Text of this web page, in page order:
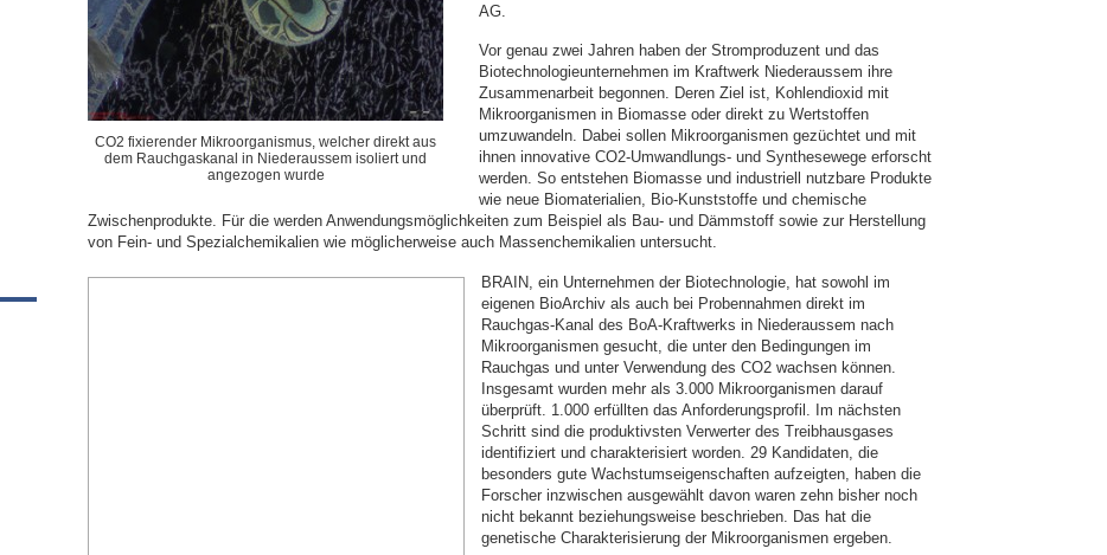
CO2 fixierender Mikroorganismus, welcher direkt aus
dem Rauchgaskanal in Niederaussem isoliert und
angezogen wurde
AG.
Vor genau zwei Jahren haben der Stromproduzent und das
Biotechnologieunternehmen im Kraftwerk Niederaussem ihre
Zusammenarbeit begonnen. Deren Ziel ist, Kohlendioxid mit
Mikroorganismen in Biomasse oder direkt zu Wertstoffen
umzuwandeln. Dabei sollen Mikroorganismen gezüchtet und mit
ihnen innovative CO2-Umwandlungs- und Synthesewege erforscht
werden. So entstehen Biomasse und industriell nutzbare Produkte
wie neue Biomaterialien, Bio-Kunststoffe und chemische
Zwischenprodukte. Für die werden Anwendungsmöglichkeiten zum Beispiel als Bau- und Dämmstoff sowie zur Herstellung
von Fein- und Spezialchemikalien wie möglicherweise auch Massenchemikalien untersucht.
BRAIN, ein Unternehmen der Biotechnologie, hat sowohl im
eigenen BioArchiv als auch bei Probennahmen direkt im
Rauchgas-Kanal des BoA-Kraftwerks in Niederaussem nach
Mikroorganismen gesucht, die unter den Bedingungen im
Rauchgas und unter Verwendung des CO2 wachsen können.
Insgesamt wurden mehr als 3.000 Mikroorganismen darauf
überprüft. 1.000 erfüllten das Anforderungsprofil. Im nächsten
Schritt sind die produktivsten Verwerter des Treibhausgases
identifiziert und charakterisiert worden. 29 Kandidaten, die
besonders gute Wachstumseigenschaften aufzeigten, haben die
Forscher inzwischen ausgewählt davon waren zehn bisher noch
nicht bekannt beziehungsweise beschrieben. Das hat die
genetische Charakterisierung der Mikroorganismen ergeben.